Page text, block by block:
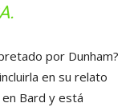
por Dunham?
en su relato
Bard y está